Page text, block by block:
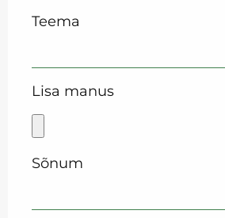
Teema
Lisa manus
Sõnum